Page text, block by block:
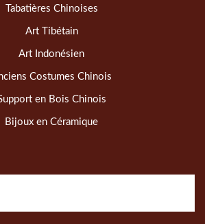
Tabatières Chinoises
Art Tibétain
Art Indonésien
Costumes Chinois
en Bois Chinois
Bijoux en Céramique